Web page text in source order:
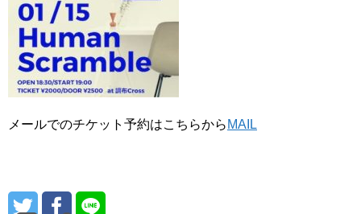
メールでのチケット予約はこちらから MAIL